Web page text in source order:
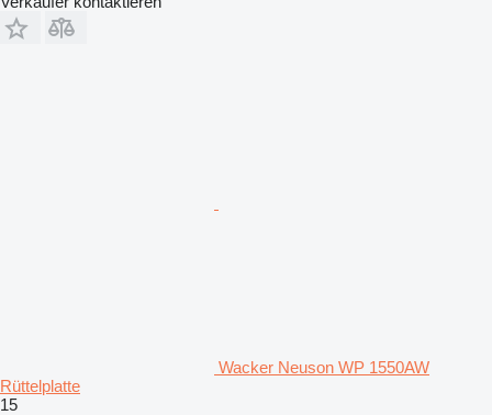
Wacker Neuson WP 1550AW
Rüttelplatte
15